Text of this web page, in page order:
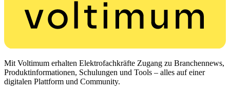
Mit Voltimum erhalten Elektrofachkräfte Zugang zu Branchennews,
Produktinformationen, Schulungen und Tools – alles auf einer
digitalen Plattform und Community.